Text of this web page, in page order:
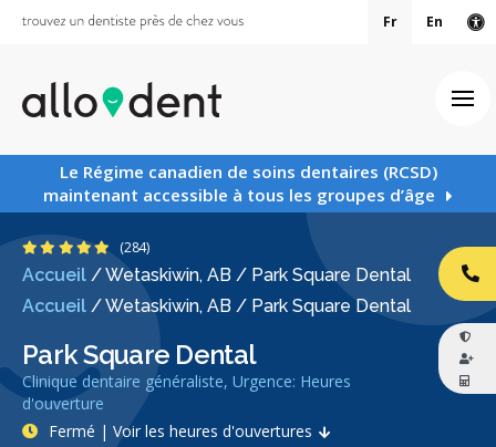
Fr En
Le Régime canadien de soins dentaires (RCSD)
maintenant accessible à tous les groupes d’âge
Accueil /Wetaskiwin, AB / Park Square Dental
Accueil /Wetaskiwin, AB / Park Square Dental
Park Square Dental
Clinique dentaire généraliste, Urgence: Heures
d'ouverture
4.9 étoiles
(284)
Fermé | Voir les heures d'ouvertures